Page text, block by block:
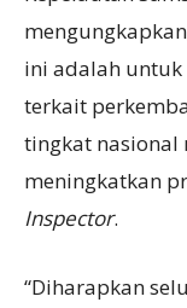
ini adalah
terkait
tingkat nasional
meningkatkan
Inspector.
“Diharapkan